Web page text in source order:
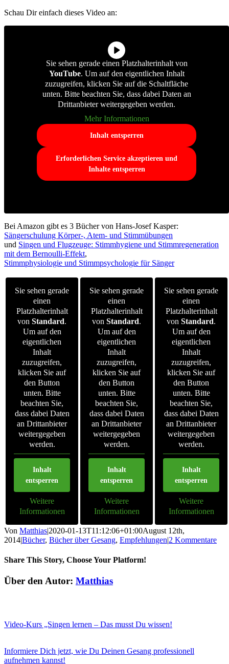
Schau Dir einfach dieses Video an:
Sie sehen gerade einen Platzhalterinhalt von
YouTube. Um auf den eigentlichen Inhalt
zuzugreifen, klicken Sie auf die Schaltfläche
unten. Bitte beachten Sie, dass dabei Daten an
Drittanbieter weitergegeben werden.
Mehr Informationen
Inhalt entsperren
Erforderlichen Service akzeptieren und
Inhalte entsperren
Bei Amazon gibt es 3 Bücher von Hans-Josef Kasper:
Sängerschulung Körper-, Atem- und Stimmübungen
und Singen und Flugzeuge: Stimmhygiene und Stimmregeneration
mit dem Bernoulli-Effekt,
Stimmphysiologie und Stimmpsychologie für Sänger
Sie sehen gerade
einen
Platzhalterinhalt
von Standard.
Um auf den
eigentlichen
Inhalt
zuzugreifen,
klicken Sie auf
den Button
unten. Bitte
beachten Sie,
dass dabei Daten
an Drittanbieter
weitergegeben
werden.
Inhalt
entsperren
Weitere
Informationen
Sie sehen gerade
einen
Platzhalterinhalt
von Standard.
Um auf den
eigentlichen
Inhalt
zuzugreifen,
klicken Sie auf
den Button
unten. Bitte
beachten Sie,
dass dabei Daten
an Drittanbieter
weitergegeben
werden.
Inhalt
entsperren
Weitere
Informationen
Sie sehen gerade
einen
Platzhalterinhalt
von Standard.
Um auf den
eigentlichen
Inhalt
zuzugreifen,
klicken Sie auf
den Button
unten. Bitte
beachten Sie,
dass dabei Daten
an Drittanbieter
weitergegeben
werden.
Inhalt
entsperren
Weitere
Informationen
Von Matthias|2020-01-13T11:12:06+01:00August 12th,
2014|Bücher, Bücher über Gesang, Empfehlungen|2 Kommentare
Share This Story, Choose Your Platform!
Facebook
Twitter
LinkedIn
E-
Über den Autor: Matthias
Video-Kurs „Singen lernen – Das musst Du wissen!
Informiere Dich jetzt, wie Du Deinen Gesang professionell
aufnehmen kannst!